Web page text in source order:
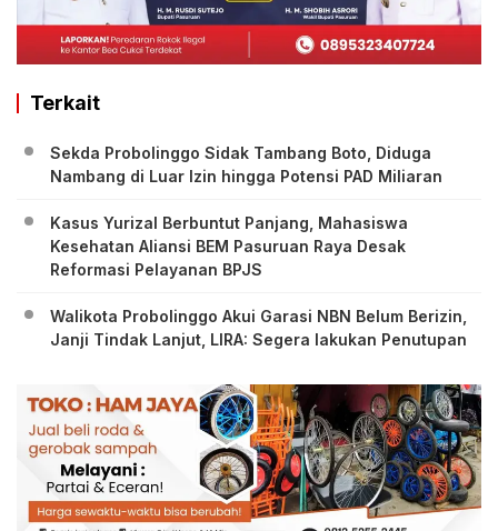
Terkait
Sekda Probolinggo Sidak Tambang Boto, Diduga
Nambang di Luar Izin hingga Potensi PAD Miliaran
Kasus Yurizal Berbuntut Panjang, Mahasiswa
Kesehatan Aliansi BEM Pasuruan Raya Desak
Reformasi Pelayanan BPJS
Walikota Probolinggo Akui Garasi NBN Belum Berizin,
Janji Tindak Lanjut, LIRA: Segera lakukan Penutupan